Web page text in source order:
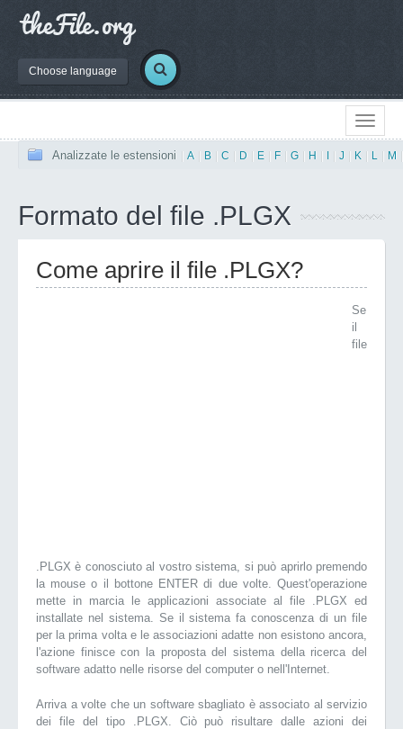
Choose language
Analizzate le estensioni A B C D E F G H J K L M
Formato del file .PLGX
Come aprire il file .PLGX?
Se
il
file
.PLGX è conosciuto al vostro sistema, si può aprirlo premendo
la mouse o il bottone ENTER di due volte. Quest'operazione
mette in marcia le applicazioni associate al file .PLGX ed
installate nel sistema. Se il sistema fa conoscenza di un file
per la prima volta e le associazioni adatte non esistono ancora,
l'azione finisce con la proposta del sistema della ricerca del
software adatto nelle risorse del computer o nell'Internet.
Arriva a volte che un software sbagliato è associato al servizio
dei file del tipo .PLGX. Ciò può risultare dalle azioni dei